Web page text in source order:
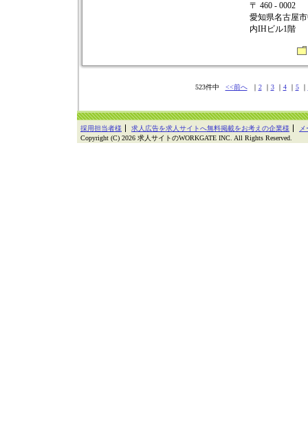
〒 460 - 0002
愛知県名古屋
内IHビル1階
523件中 <<前へ｜ 2｜ 3｜ 4｜ 5｜
採用担当者様 求人広告を求人サイトへ無料掲載をお考えの企業様
Copyright (C) 2026 求人サイトのWORKGATE INC. All Rights Reserved.